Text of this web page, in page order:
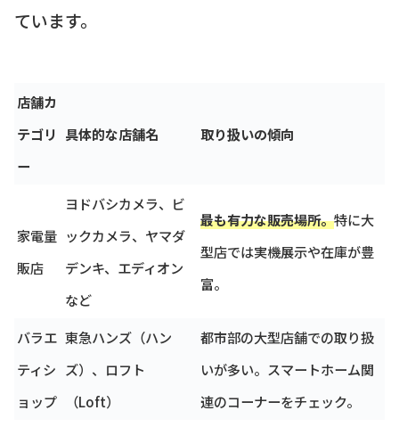
ています。
店舗カ
テゴリ
ー
具体的な店舗名 取り扱いの傾向
家電量
販店
ヨドバシカメラ、ビ
ックカメラ、ヤマダ
デンキ、エディオン
など
最も有力な販売場所。特に大
型店では実機展示や在庫が豊
富。
バラエ
ティシ
ョップ
東急ハンズ（ハン
ズ）、ロフト
（Loft）
都市部の大型店舗での取り扱
いが多い。スマートホーム関
連のコーナーをチェック。